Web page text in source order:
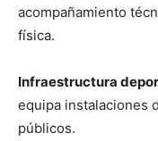
acompañamiento
física.
Infraestructura
equipa instalaciones
públicos.